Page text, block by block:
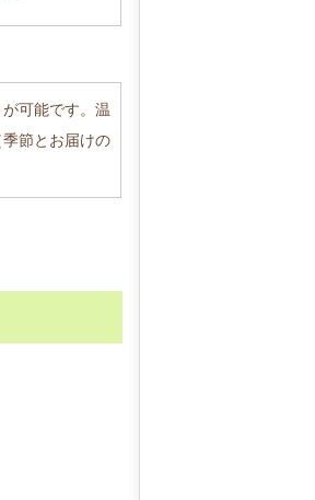
可能です。温
節とお届けの